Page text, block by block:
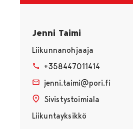
Jenni Taimi
Liikunnanohjaaja
+358447011414
jenni.taimi@pori.fi
Sivistystoimiala
Liikuntayksikkö